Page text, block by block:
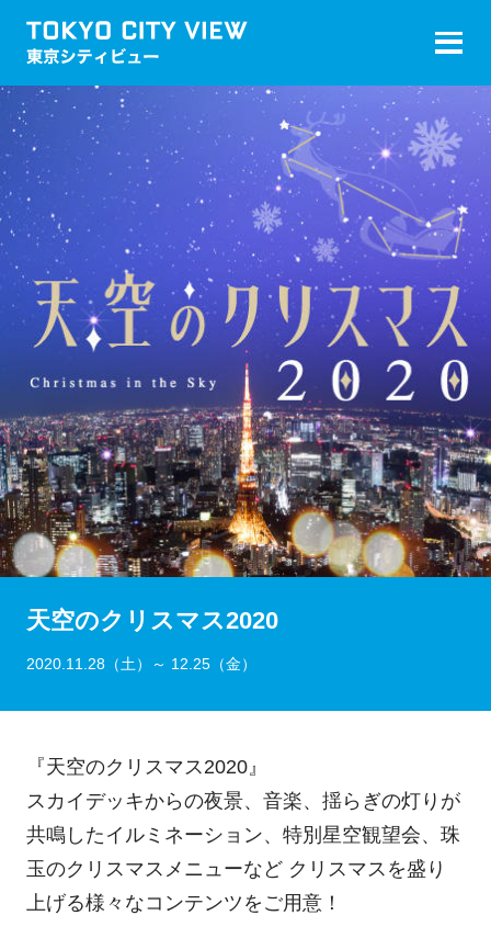
天空のクリスマス2020
2020.11.28（土）～ 12.25（金）
『天空のクリスマス2020』
スカイデッキからの夜景、音楽、揺らぎの灯りが
共鳴したイルミネーション、特別星空観望会、珠
玉のクリスマスメニューなど クリスマスを盛り
上げる様々なコンテンツをご用意！